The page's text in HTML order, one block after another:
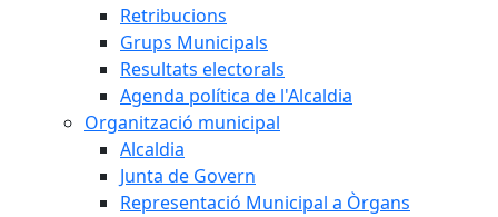
Retribucions
Grups Municipals
Resultats electorals
Agenda política de l'Alcaldia
Organització municipal
Alcaldia
Junta de Govern
Representació Municipal a Òrgans